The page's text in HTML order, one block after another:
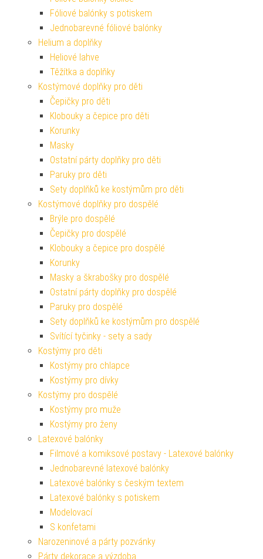
Fóliové balónky s potiskem
Jednobarevné fóliové balónky
Helium a doplňky
Heliové lahve
Těžítka a doplňky
Kostýmové doplňky pro děti
Čepičky pro děti
Klobouky a čepice pro děti
Korunky
Masky
Ostatní párty doplňky pro děti
Paruky pro děti
Sety doplňků ke kostýmům pro děti
Kostýmové doplňky pro dospělé
Brýle pro dospělé
Čepičky pro dospělé
Klobouky a čepice pro dospělé
Korunky
Masky a škrabošky pro dospělé
Ostatní párty doplňky pro dospělé
Paruky pro dospělé
Sety doplňků ke kostýmům pro dospělé
Svítící tyčinky - sety a sady
Kostýmy pro děti
Kostýmy pro chlapce
Kostýmy pro dívky
Kostýmy pro dospělé
Kostýmy pro muže
Kostýmy pro ženy
Latexové balónky
Filmové a komiksové postavy - Latexové balónky
Jednobarevné latexové balónky
Latexové balónky s českým textem
Latexové balónky s potiskem
Modelovací
S konfetami
Narozeninové a párty pozvánky
Párty dekorace a výzdoba